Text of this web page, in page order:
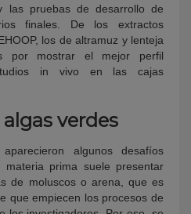
las pruebas de desarrollo de
finales. De los extractos
los de altramuz y lenteja
por mostrar el mejor perfil
in vivo en las cajas
verdes
algunos desafíos
prima suele presentar
de moluscos o arena, que es
que empiecen los procesos de